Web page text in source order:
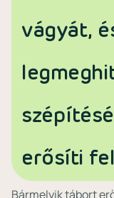
vágyát,
erősíti
Bármelyik tábort